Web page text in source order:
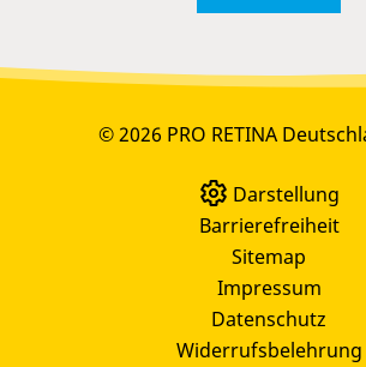
© 2026 PRO RETINA
Darstellung
Barrierefreiheit
Sitemap
Impressum
Datenschutz
Widerrufsbelehrung